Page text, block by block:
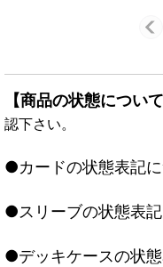
【商品の状態について
認下さい。
●カードの状態表記
●スリーブの状態表
●デッキケースの状